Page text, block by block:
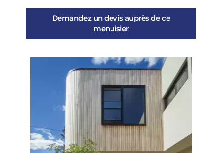
Demandez un devis auprès de ce
menuisier